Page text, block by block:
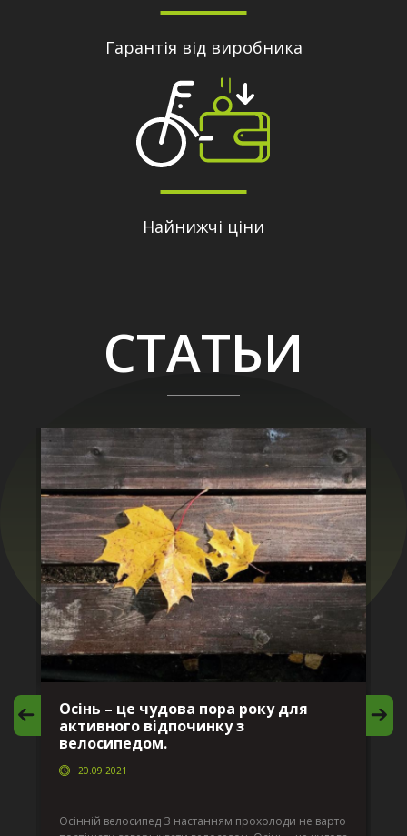
Гарантія від виробника
Найнижчі ціни
СТАТЬИ
Осінь – це чудова пора року для
активного відпочинку з
велосипедом.
20.09.2021
Осінній велосипед З настанням прохолоди не варто